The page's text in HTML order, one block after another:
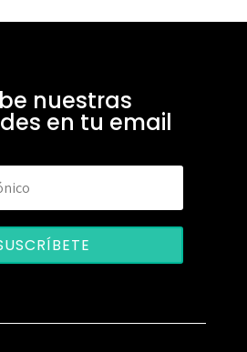
nuestras
en tu email